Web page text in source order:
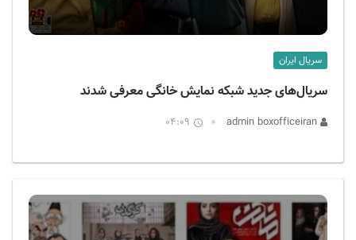
سریال ایران
سریال‌های جدید شبکه نمایش خانگی معرفی شدند
04:09